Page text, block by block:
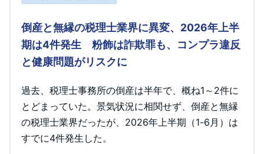
倒産と無縁の税理士業界に異変、2026年上半
期は4件発生 粉飾は詐欺罪も、コンプラ違反
と健康問題がリスクに
過去、税理士事務所の倒産は半年で、概ね1～2件に
とどまっていた。景気状況に相関せず、倒産と無縁
の税理士業界だったが、2026年上半期（1-6月）は
すでに4件発生した。